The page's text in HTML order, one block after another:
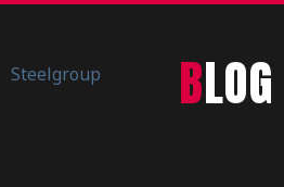
Steelgroup BLOG